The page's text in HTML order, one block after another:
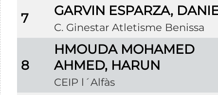
7 GARVIN ESPARZA,
C. Ginestar Atletisme Benissa
8
HMOUDA MOHAMED
AHMED, HARUN
CEIP l´Alfàs